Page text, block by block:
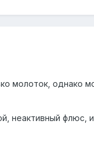
молоток, однако
неактивный флюс,